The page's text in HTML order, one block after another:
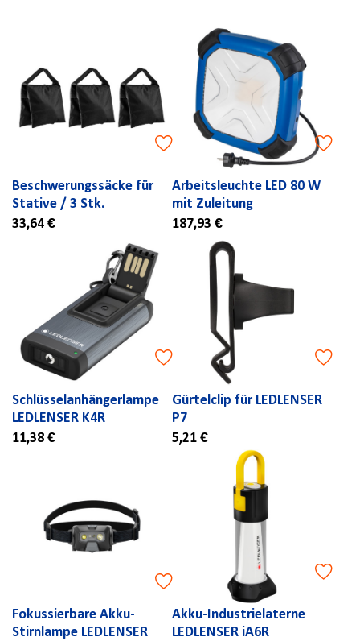
Beschwerungssäcke für
Stative / 3 Stk.
33,64 €
Arbeitsleuchte LED 80 W
mit Zuleitung
187,93 €
Schlüsselanhängerlampe
LEDLENSER K4R
11,38 €
Gürtelclip für LEDLENSER
P7
5,21 €
Fokussierbare Akku-
Stirnlampe LEDLENSER
Akku-Industrielaterne
LEDLENSER iA6R